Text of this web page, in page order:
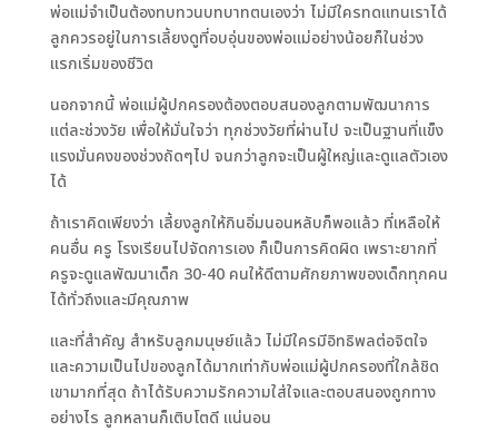
พ่อแม่จำเป็นต้องทบทวนบทบาทตนเองว่า ไม่มีใครทดแทนเราได้
ลูกควรอยู่ในการเลี้ยงดูที่อบอุ่นของพ่อแม่อย่างน้อยก็ในช่วง
แรกเริ่มของชีวิต
นอกจากนี้ พ่อแม่ผู้ปกครองต้องตอบสนองลูกตามพัฒนาการ
แต่ละช่วงวัย เพื่อให้มั่นใจว่า ทุกช่วงวัยที่ผ่านไป จะเป็นฐานที่แข็ง
แรงมั่นคงของช่วงถัดๆไป จนกว่าลูกจะเป็นผู้ใหญ่และดูแลตัวเอง
ได้
ถ้าเราคิดเพียงว่า เลี้ยงลูกให้กินอิ่มนอนหลับก็พอแล้ว ที่เหลือให้
คนอื่น ครู โรงเรียนไปจัดการเอง ก็เป็นการคิดผิด เพราะยากที่
ครูจะดูแลพัฒนาเด็ก 30-40 คนให้ดีตามศักยภาพของเด็กทุกคน
ได้ทั่วถึงและมีคุณภาพ
และที่สำคัญ สำหรับลูกมนุษย์แล้ว ไม่มีใครมีอิทธิพลต่อจิตใจ
และความเป็นไปของลูกได้มากเท่ากับพ่อแม่ผู้ปกครองที่ใกล้ชิด
เขามากที่สุด ถ้าได้รับความรักความใส่ใจและตอบสนองถูกทาง
อย่างไร ลูกหลานก็เติบโตดี แน่นอน